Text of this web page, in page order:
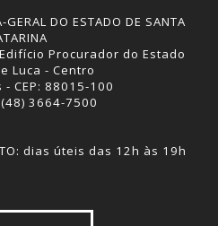
GERAL DO ESTADO DE SANTA
Procurador do Estado
Luca - Centro
CEP: 88015-100
3664-7500
dias úteis das 12h às 19h